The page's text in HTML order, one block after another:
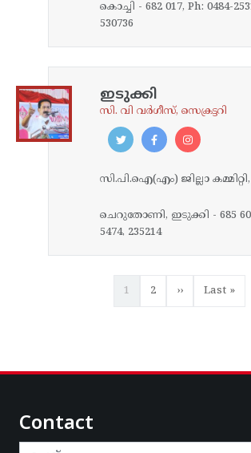
കൊച്ചി - 682 017, Ph: 0484-
530736
ഇടുക്കി
സി. വി വർ​ഗീസ്, സെക്രട്ടറി
സി.പി.ഐ(എം) ജില്ലാ
ചെറുതോണി, ഇടുക്കി - 685 602,
5474, 235214
Current page
1 Page
2 Next page
›› Last page
Last »
Contact